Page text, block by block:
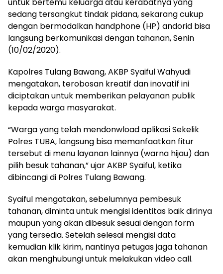
sedang tersangkut tindak pidana, sekarang cukup
dengan bermodalkan handphone (HP) andorid bisa
langsung berkomunikasi dengan tahanan, Senin
(10/02/2020).
Kapolres Tulang Bawang, AKBP Syaiful Wahyudi
mengatakan, terobosan kreatif dan inovatif ini
diciptakan untuk memberikan pelayanan publik
kepada warga masyarakat.
“Warga yang telah mendonwload aplikasi Sekelik
Polres TUBA, langsung bisa memanfaatkan fitur
tersebut di menu layanan lainnya (warna hijau) dan
pilih besuk tahanan,” ujar AKBP Syaiful, ketika
dibincangi di Polres Tulang Bawang.
Syaiful mengatakan, sebelumnya pembesuk
tahanan, diminta untuk mengisi identitas baik dirinya
maupun yang akan dibesuk sesuai dengan form
yang tersedia. Setelah selesai mengisi data
kemudian klik kirim, nantinya petugas jaga tahanan
akan menghubungi untuk melakukan video call.